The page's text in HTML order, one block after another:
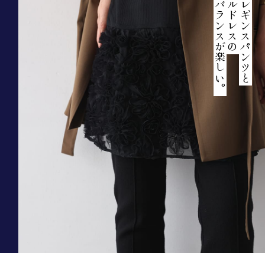
注目のレギンスパンツと
絶妙なバランスが楽しい。